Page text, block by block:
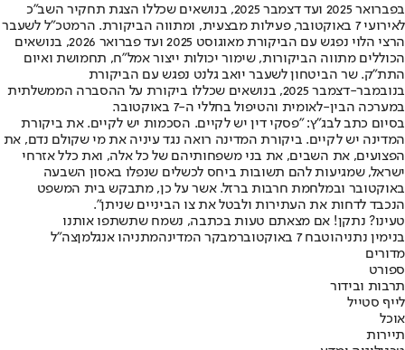
בפברואר 2025 ועד דצמבר 2025, בנושאים שכללו הצגת תחקיר השב"כ
לאירועי 7 באוקטובר, פעילות מבצעית, ומתווה הביקורת. הרמטכ"ל לשעבר
הרצי הלוי נפגש עם הביקורת מאוגוסט 2025 ועד פברואר 2026, בנושאים
הכוללים מתווה הביקורות, שימור יכולות ייצור אמל"ח, תחמושת ואיום
התת"ק. שר הביטחון לשעבר יואב גלנט נפגש עם הביקורת
בנובמבר-דצמבר 2025, בנושאים שכללו ביקורת על ההסברה הממשלתית
במערכה הבין-לאומית והטיפול בחללי ה-7 באוקטובר.
בסיום כתב לבג"ץ: "פסקי דין יש לקיים. הסכמות יש לקיים. את ביקורת
המדינה יש לקיים. ביקורת המדינה רואה נגד עיניה את מי שקולם נדם, את
הפצועים, את השבים, את בני משפחותיהם של כל אלה, ואת כלל אזרחי
ישראל, שמגיעות להם תשובות ביחס לכשלים שנפלו באסון השבעה
באוקטובר ובמלחמת חרבות ברזל. אשר על כן, מתבקש בית המשפט
הנכבד לדחות את העתירות ולבטל את צו הביניים שניתן".
טעינו? נתקן! אם מצאתם טעות בכתבה, נשמח שתשתפו אותנו
בנימין נתניהוטבח 7 באוקטובר מבקר המדינהמתניהו אנגלמןצה"ל
מדורים
ספורט
תרבות ובידור
לייף סטייל
אוכל
תיירות